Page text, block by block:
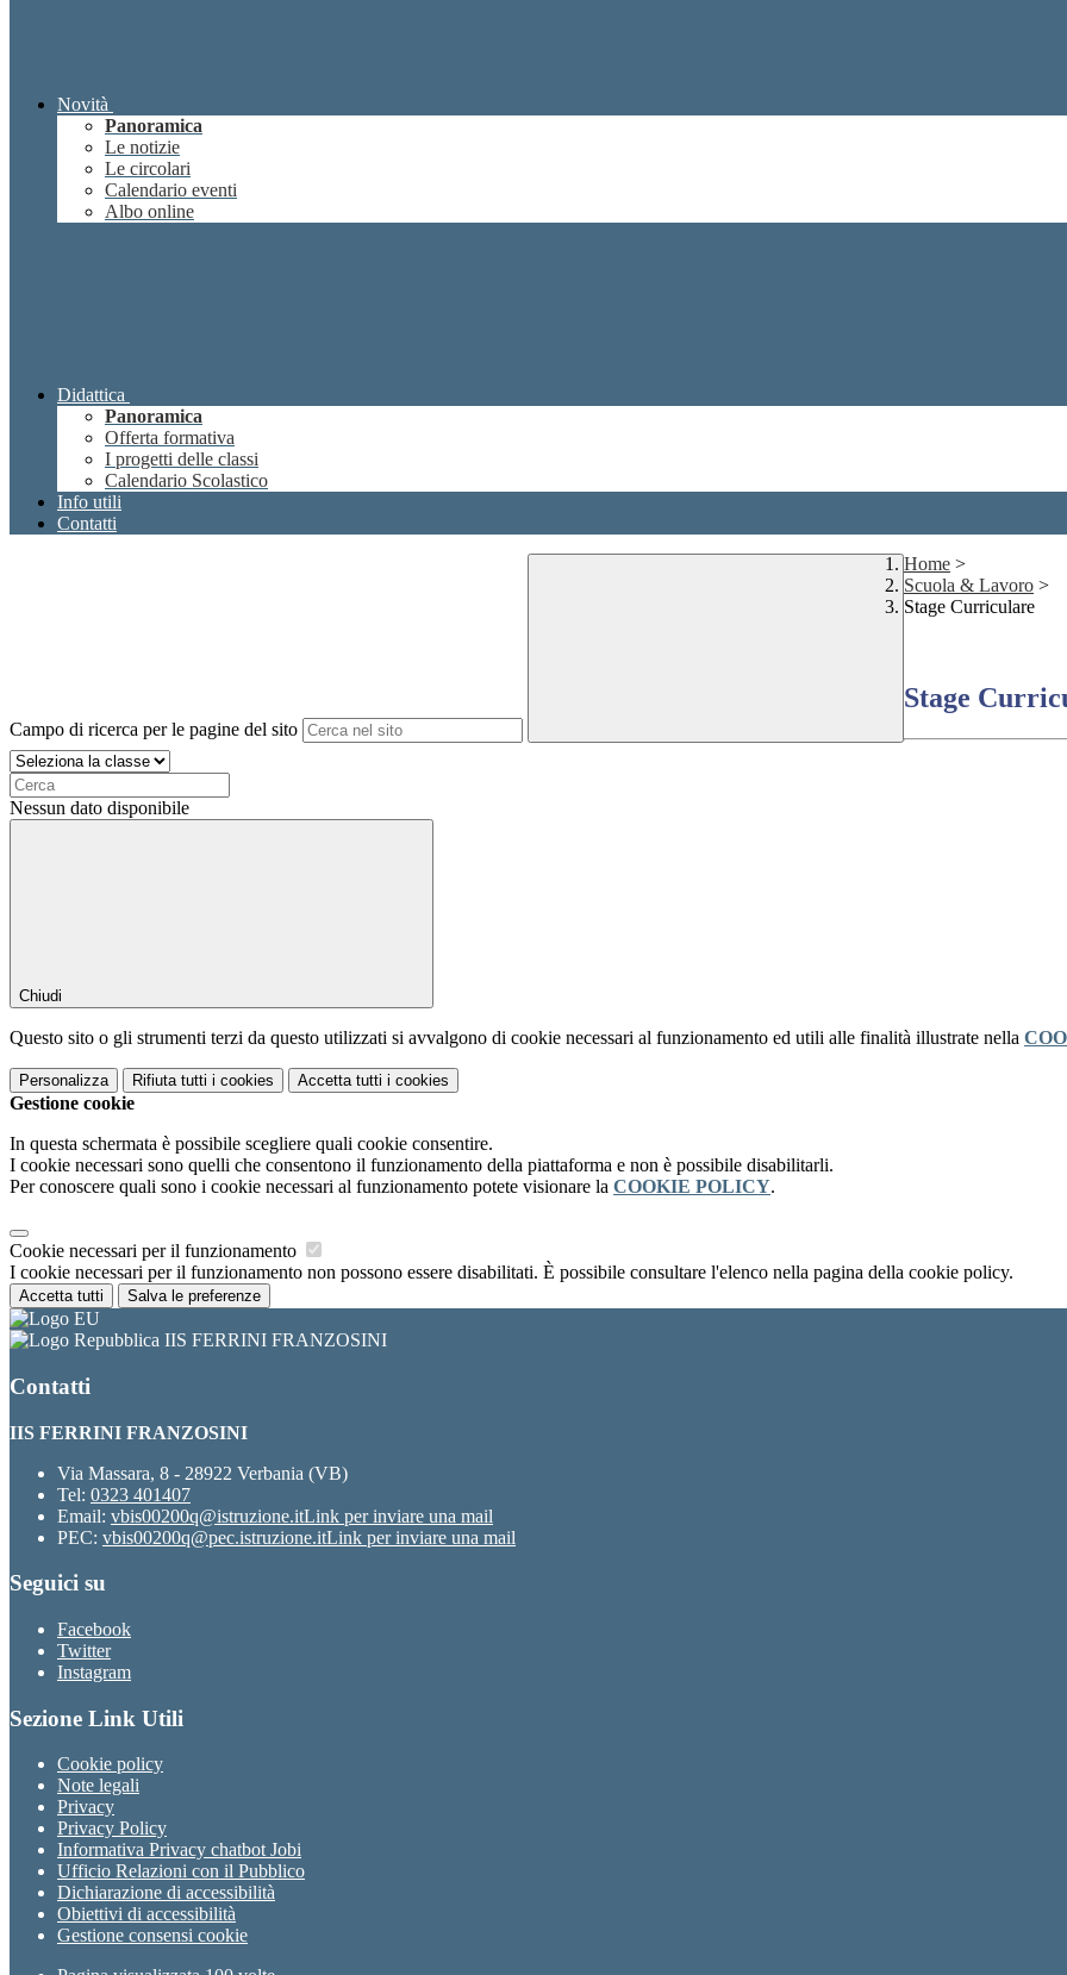
Novità
Panoramica
Le notizie
Le circolari
Calendario eventi
Albo online
Didattica
Panoramica
Offerta formativa
I progetti delle classi
Calendario Scolastico
Info utili
Contatti
Campo di ricerca per le pagine del sito
Home >
Scuola & Lavoro >
Stage Curriculare
Stage
Nessun dato disponibile
Chiudi
Questo sito o gli strumenti terzi da questo utilizzati si avvalgono di cookie necessari al funzionamento ed utili alle finalità illustrate nella
Personalizza Rifiuta tutti i cookies Accetta tutti i cookies
Gestione cookie
In questa schermata è possibile scegliere quali cookie consentire.
I cookie necessari sono quelli che consentono il funzionamento della piattaforma e non è possibile disabilitarli.
Per conoscere quali sono i cookie necessari al funzionamento potete visionare la COOKIE POLICY.
Cookie necessari per il funzionamento
I cookie necessari per il funzionamento non possono essere disabilitati. È possibile consultare l'elenco nella pagina della cookie policy.
Accetta tutti Salva le preferenze
IIS FERRINI FRANZOSINI
Contatti
IIS FERRINI FRANZOSINI
Via Massara, 8 - 28922 Verbania (VB)
Tel: 0323 401407
Email: vbis00200q@istruzione.itLink per inviare una mail
PEC: vbis00200q@pec.istruzione.itLink per inviare una mail
Seguici su
Facebook
Twitter
Instagram
Sezione Link Utili
Cookie policy
Note legali
Privacy
Privacy Policy
Informativa Privacy chatbot Jobi
Ufficio Relazioni con il Pubblico
Dichiarazione di accessibilità
Obiettivi di accessibilità
Gestione consensi cookie